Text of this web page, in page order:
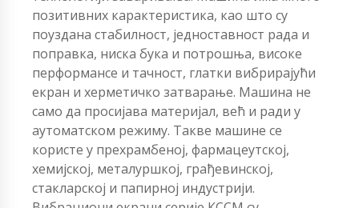
позитивних карактеристика, као што су
поуздана стабилност, једноставност рада и
поправка, ниска бука и потрошња, високе
перформансе и тачност, глатки вибрирајући
екран и херметичко затварање. Машина не
само да просијава материјал, већ и ради у
аутоматском режиму. Такве машине се
користе у прехрамбеној, фармацеутској,
хемијској, металуршкој, грађевинској,
стакларској и папирној индустрији.